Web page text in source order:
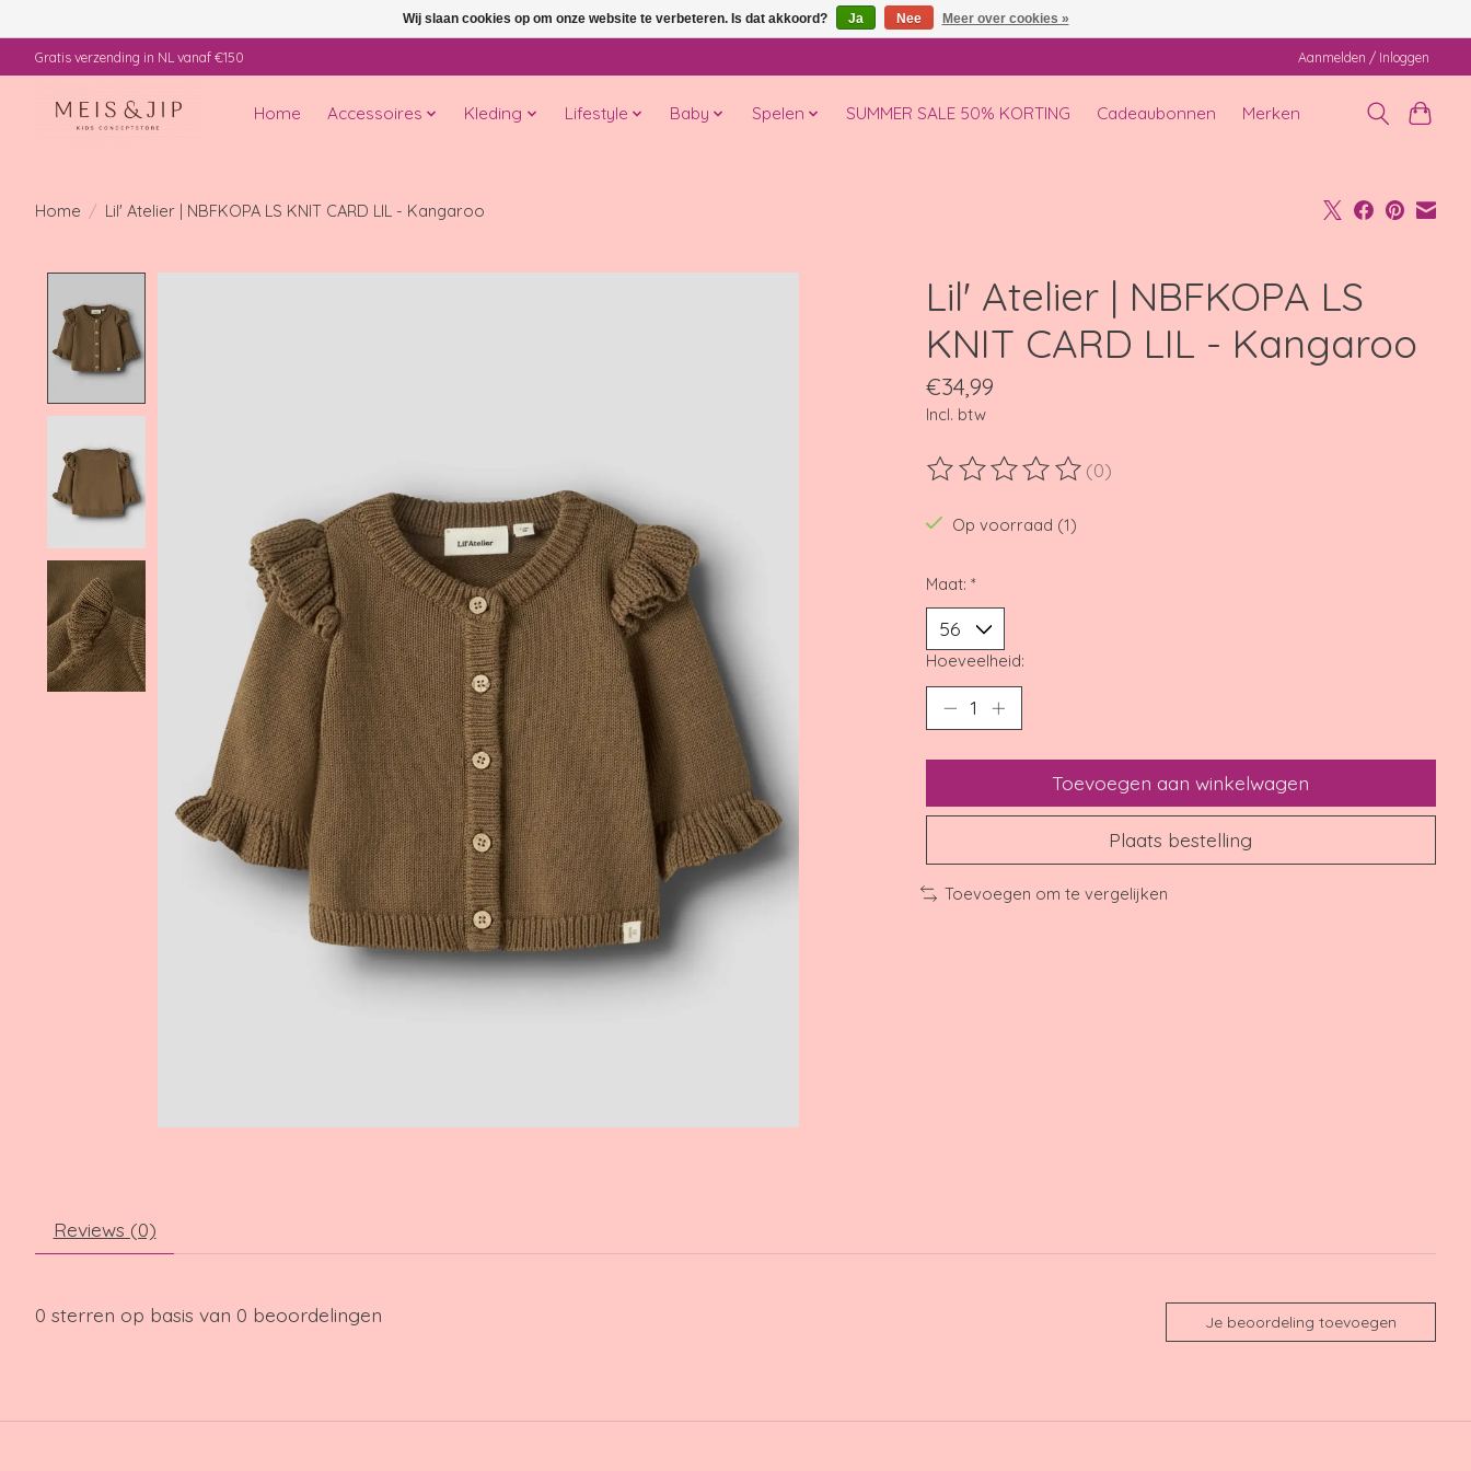
Gratis verzending in NL vanaf €150 Aanmelden / Inloggen
Home Accessoires Kleding Lifestyle Baby Spelen SUMMER SALE 50% KORTING Cadeaubonnen Merken
Home / Lil' Atelier | NBFKOPA LS KNIT CARD LIL - Kangaroo
Lil' Atelier | NBFKOPA LS
KNIT CARD LIL - Kangaroo
€34,99
Incl. btw
De beoordeling van dit product is
(0)
Op voorraad (1)
Maat: *
Hoeveelheid:
Toevoegen aan winkelwagen
Plaats bestelling
Toevoegen om te vergelijken
Reviews (0)
0 sterren op basis van 0 beoordelingen Je beoordeling toevoegen
Wij slaan cookies op om onze website te verbeteren. Is dat akkoord? Ja Nee Meer over cookies »